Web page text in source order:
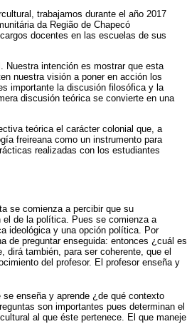
trabajamos durante el año 2017
da Região de Chapecó
docentes en las escuelas de sus
Nuestra intención es mostrar que esta
nuestra visión a poner en acción los
importante la discusión filosófica y la
discusión teórica se convierte en una
teórica el carácter colonial que, a
freireana como un instrumento para
realizadas con los estudiantes
se comienza a percibir que su
de la política. Pues se comienza a
ideológica y una opción política. Por
de preguntar enseguida: entonces ¿cuál es
dirá también, para ser coherente, que el
del profesor. El profesor enseña y
enseña y aprende ¿de qué contexto
son importantes pues determinan el
al que éste pertenece. El que maneje